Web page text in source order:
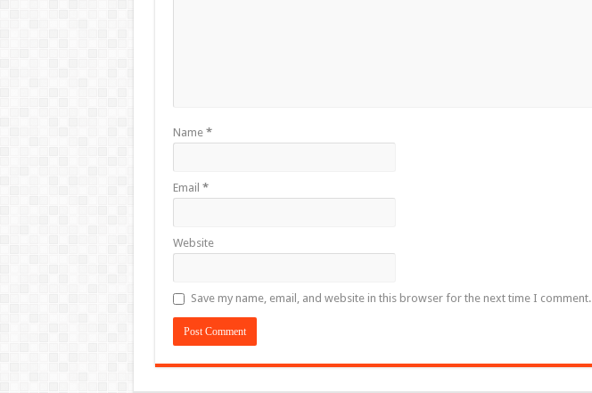
Name *
Email *
Website
Save my name, email, and website in this browser for the next time I comment.